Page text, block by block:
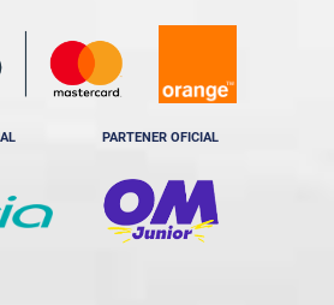
PARTENER OFICIAL